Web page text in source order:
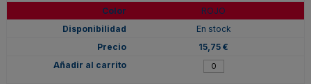
ROJO
En stock
15,75 €